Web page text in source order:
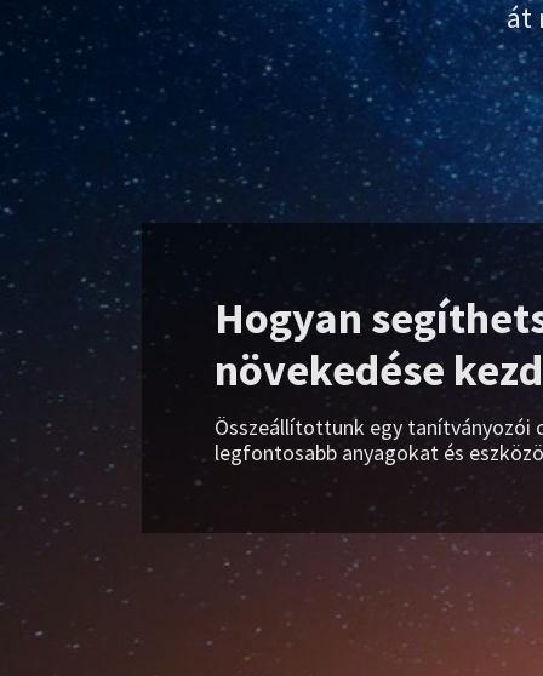
át
Hogyan
növekedése
Összeállítottunk egy tanítványozói
legfontosabb anyagokat és